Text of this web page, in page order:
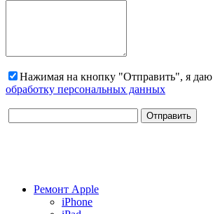
Нажимая на кнопку "Отправить", я даю
обработку персональных данных
Ремонт Apple
iPhone